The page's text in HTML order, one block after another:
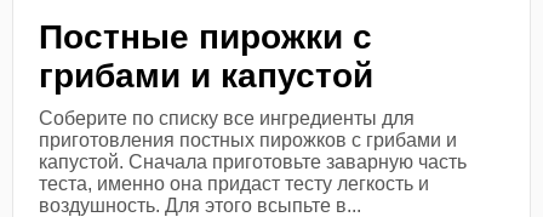
Постные пирожки с
грибами и капустой
Соберите по списку все ингредиенты для
приготовления постных пирожков с грибами и
капустой. Сначала приготовьте заварную часть
теста, именно она придаст тесту легкость и
воздушность. Для этого всыпьте в...